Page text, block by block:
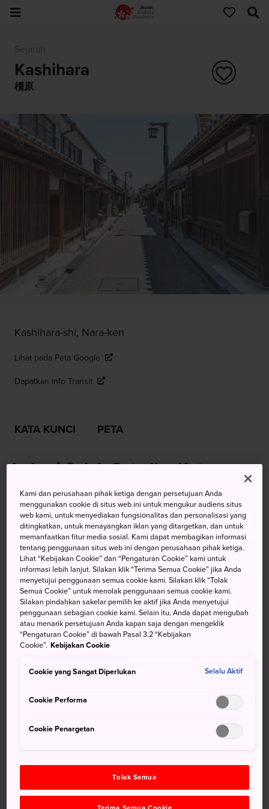
Kashihara
橿原
Kashihara-shi, Nara-ken
Lihat pada Peta Google
Dapatkan Info Transit
KATA KUNCI PETA
Lokasi Salah Satu Ibu Kota
Kekaisaran Termegah dan Paling
Awal di Jepang
Kashihara di pinggiran kota Prefektur Nara adalah tempat
tenang yang penuh dengan sejarah dan dekat dengan ibu
kota kuno lainnya, Asuka.
Jangan Lewatkan
Kuil Shinto Kashihara-jingu agung
menawan
Menuju Lokasi
Kashihara bisa diakses dengan kereta api menuju Stasiun
Kashihara-jingu-mae.
Kami dan perusahaan pihak ketiga dengan persetujuan Anda
menggunakan cookie di situs web ini untuk mengukur audiens situs
web kami, untuk menyediakan fungsionalitas dan personalisasi yang
ditingkatkan, untuk menayangkan iklan yang ditargetkan, dan untuk
memanfaatkan fitur media sosial. Kami dapat membagikan informasi
tentang penggunaan situs web ini dengan perusahaan pihak ketiga.
Lihat “Kebijakan Cookie” dan “Pengaturan Cookie” kami untuk
informasi lebih lanjut. Silakan klik “Terima Semua Cookie” jika Anda
menyetujui penggunaan semua cookie kami. Silakan klik “Tolak
Semua Cookie” untuk menolak penggunaan semua cookie kami.
Silakan pindahkan sakelar pemilih ke aktif jika Anda menyetujui
penggunaan sebagian cookie kami. Selain itu, Anda dapat mengubah
atau menarik persetujuan Anda kapan saja dengan mengeklik
“Pengaturan Cookie” di bawah Pasal 3.2 “Kebijakan
Cookie”. Kebijakan Cookie
Cookie yang Sangat Diperlukan Selalu Aktif
Cookie Performa
Cookie Penargetan
Tolak Semua